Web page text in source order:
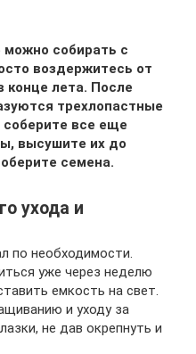
собирать с
воздержитесь от
конце лета. После
трехлопастные
все еще
высушите их до
семена.
ухода и
по необходимости.
уже через неделю
емкость на свет.
и уходу за
не дав окрепнуть и